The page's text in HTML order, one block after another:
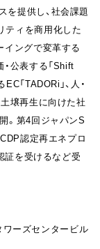
を提供し、社会課題
ティを商用化した
イングで変革する
公表する「Shift
「TADORi」、人・
土壌再生に向けた社
。第4回ジャパンS
認定再エネプロ
証を受けるなど受
ワーズセンタービル